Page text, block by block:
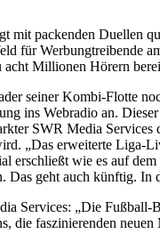
mit packenden Duellen
für Werbungtreibende
Millionen Hörern
seiner Kombi-Flotte
ins Webradio an.
SWR Media
„Das erweiterte Liga-
erschließt wie es auf
Das geht auch künftig.
Services: „Die
die faszinierenden